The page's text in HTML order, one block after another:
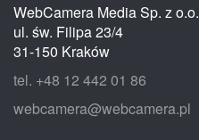
WebCamera Media Sp. z o.o.
ul. św. Filipa 23/4
31-150 Kraków
tel. +48 12 442 01 86
webcamera@webcamera.pl